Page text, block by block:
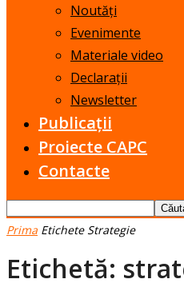
Noutăți
Evenimente
Materiale video
Declarații
Newsletter
Publicații
Proiecte CAPC
Contacte
Prima Etichete Strategie
Etichetă: